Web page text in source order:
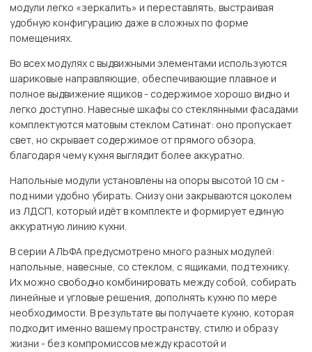
модули легко «зеркалить» и переставлять, выстраивая
удобную конфигурацию даже в сложных по форме
помещениях.
Во всех модулях с выдвижными элементами используются
шариковые направляющие, обеспечивающие плавное и
полное выдвижение ящиков - содержимое хорошо видно и
легко доступно. Навесные шкафы со стеклянными фасадами
комплектуются матовым стеклом Сатинат: оно пропускает
свет, но скрывает содержимое от прямого обзора,
благодаря чему кухня выглядит более аккуратно.
Напольные модули установлены на опоры высотой 10 см -
под ними удобно убирать. Снизу они закрываются цоколем
из ЛДСП, который идёт в комплекте и формирует единую
аккуратную линию кухни.
В серии АЛЬФА предусмотрено много разных модулей:
напольные, навесные, со стеклом, с ящиками, под технику.
Их можно свободно комбинировать между собой, собирать
линейные и угловые решения, дополнять кухню по мере
необходимости. В результате вы получаете кухню, которая
подходит именно вашему пространству, стилю и образу
жизни - без компромиссов между красотой и